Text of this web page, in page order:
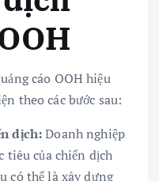
cáo OOH hiệu
theo các bước sau:
dịch:Doanh nghiệp
tiêu của chiến dịch
có thể là xây dựng